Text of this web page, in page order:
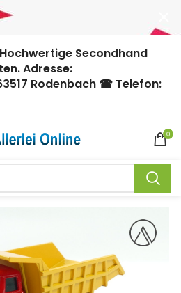
Secondhand
Adresse:
Rodenbach ☎ Telefon:
0